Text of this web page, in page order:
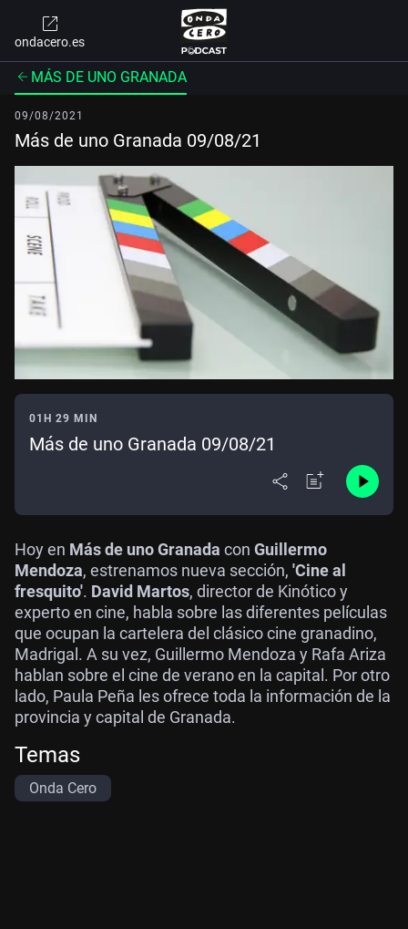
ondacero.es
MÁS DE UNO GRANADA
09/08/2021
Más de uno Granada 09/08/21
01H 29 MIN
Más de uno Granada 09/08/21
Hoy en Más de uno Granada con Guillermo
Mendoza, estrenamos nueva sección, 'Cine al
fresquito'. David Martos, director de Kinótico y
experto en cine, habla sobre las diferentes películas
que ocupan la cartelera del clásico cine granadino,
Madrigal. A su vez, Guillermo Mendoza y Rafa Ariza
hablan sobre el cine de verano en la capital. Por otro
lado, Paula Peña les ofrece toda la información de la
provincia y capital de Granada.
Temas
Onda Cero